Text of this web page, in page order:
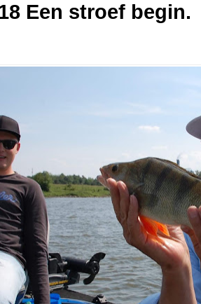
Een stroef begin.